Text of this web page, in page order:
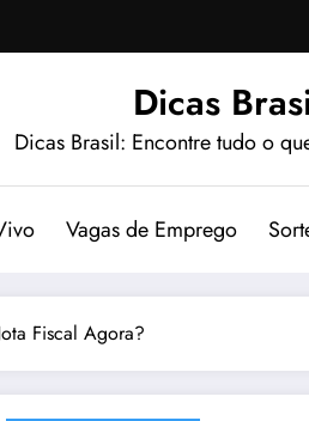
Dicas
Dicas Brasil: Encontre tudo o
Vagas de Emprego
Fiscal Agora?